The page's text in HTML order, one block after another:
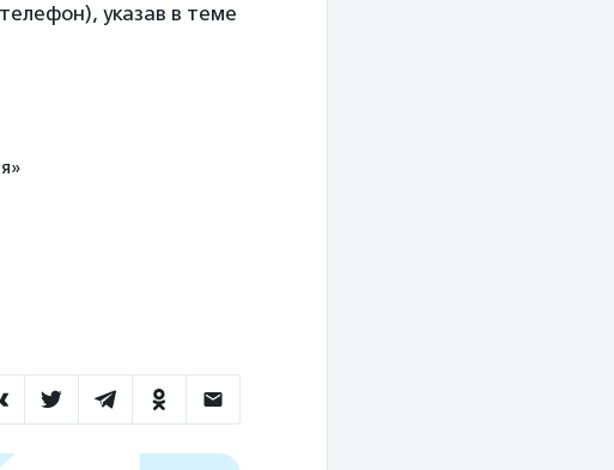
указав в теме